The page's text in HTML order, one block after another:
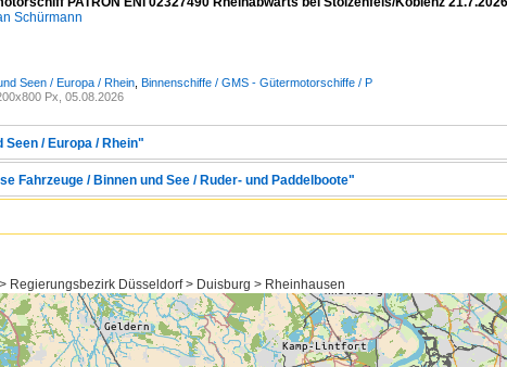
Schürmann
Seen / Europa / Rhein Binnenschiffe / GMS - Gütermotorschiffe / P
Px, 05.08.2026
/ Europa / Rhein"
Fahrzeuge / Binnen und See / Ruder- und Paddelboote"
Regierungsbezirk Düsseldorf > Duisburg > Rheinhausen